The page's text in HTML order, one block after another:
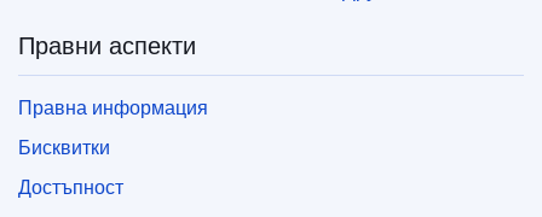
Правни аспекти
Правна информация
Бисквитки
Достъпност